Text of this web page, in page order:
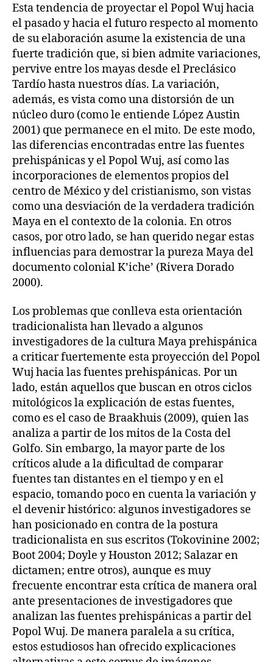
Esta tendencia de proyectar el Popol Wuj hacia
el pasado y hacia el futuro respecto al momento
de su elaboración asume la existencia de una
fuerte tradición que, si bien admite variaciones,
pervive entre los mayas desde el Preclásico
Tardío hasta nuestros días. La variación,
además, es vista como una distorsión de un
núcleo duro (como le entiende López Austin
2001) que permanece en el mito. De este modo,
las diferencias encontradas entre las fuentes
prehispánicas y el Popol Wuj, así como las
incorporaciones de elementos propios del
centro de México y del cristianismo, son vistas
como una desviación de la verdadera tradición
Maya en el contexto de la colonia. En otros
casos, por otro lado, se han querido negar estas
influencias para demostrar la pureza Maya del
documento colonial K’iche’ (Rivera Dorado
2000).
Los problemas que conlleva esta orientación
tradicionalista han llevado a algunos
investigadores de la cultura Maya prehispánica
a criticar fuertemente esta proyección del Popol
Wuj hacia las fuentes prehispánicas. Por un
lado, están aquellos que buscan en otros ciclos
mitológicos la explicación de estas fuentes,
como es el caso de Braakhuis (2009), quien las
analiza a partir de los mitos de la Costa del
Golfo. Sin embargo, la mayor parte de los
críticos alude a la dificultad de comparar
fuentes tan distantes en el tiempo y en el
espacio, tomando poco en cuenta la variación y
el devenir histórico: algunos investigadores se
han posicionado en contra de la postura
tradicionalista en sus escritos (Tokovinine 2002;
Boot 2004; Doyle y Houston 2012; Salazar en
dictamen; entre otros), aunque es muy
frecuente encontrar esta crítica de manera oral
ante presentaciones de investigadores que
analizan las fuentes prehispánicas a partir del
Popol Wuj. De manera paralela a su crítica,
estos estudiosos han ofrecido explicaciones